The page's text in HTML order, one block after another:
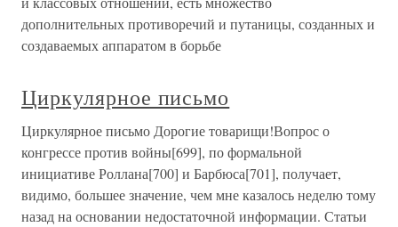
дополнительных противоречий и путаницы, созданных и
создаваемых аппаратом в борьбе
Циркулярное письмо
Циркулярное письмо Дорогие товарищи!Вопрос о
конгрессе против войны[699], по формальной
инициативе Роллана[700] и Барбюса[701], получает,
видимо, большее значение, чем мне казалось неделю тому
назад на основании недостаточной информации. Статьи